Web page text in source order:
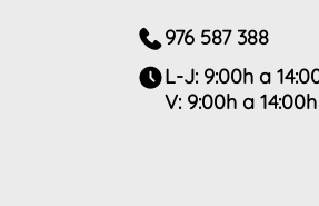
976 587 388
L-J: 9:00h a
V: 9:00h a 14:00h